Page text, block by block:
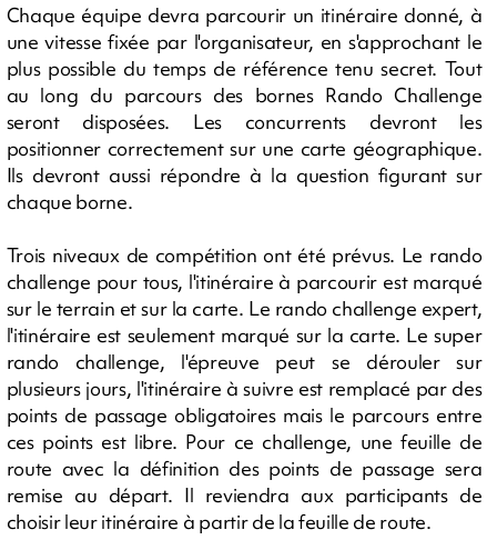
Chaque équipe devra parcourir un itinéraire donné, à
une vitesse fixée par l'organisateur, en s'approchant le
plus possible du temps de référence tenu secret. Tout
au long du parcours des bornes Rando Challenge
seront disposées. Les concurrents devront les
positionner correctement sur une carte géographique.
Ils devront aussi répondre à la question figurant sur
chaque borne.
Trois niveaux de compétition ont été prévus. Le rando
challenge pour tous, l'itinéraire à parcourir est marqué
sur le terrain et sur la carte. Le rando challenge expert,
l'itinéraire est seulement marqué sur la carte. Le super
rando challenge, l'épreuve peut se dérouler sur
plusieurs jours, l'itinéraire à suivre est remplacé par des
points de passage obligatoires mais le parcours entre
ces points est libre. Pour ce challenge, une feuille de
route avec la définition des points de passage sera
remise au départ. Il reviendra aux participants de
choisir leur itinéraire à partir de la feuille de route.